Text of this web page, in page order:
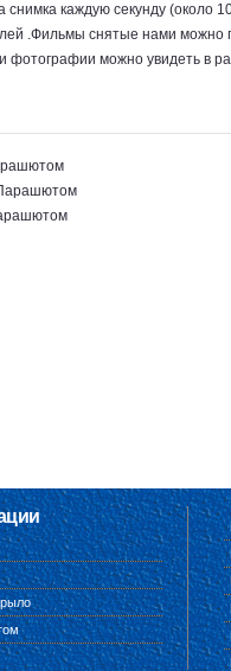
каждую секунду (около
.Фильмы снятые нами можно
фотографии можно увидеть в